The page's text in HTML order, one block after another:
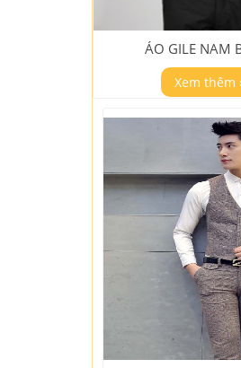
ÁO GILE NAM
Xem thêm